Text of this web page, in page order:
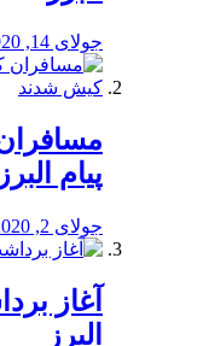
جولای 14, 2020
پیام
جولای 2, 2020
آغاز
البرز